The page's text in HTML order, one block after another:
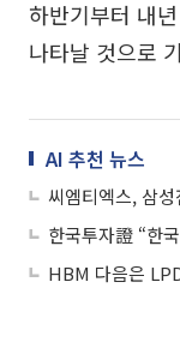
하반기부터 내
나타날 것으로
AI 추천 뉴스
HBM 다음은